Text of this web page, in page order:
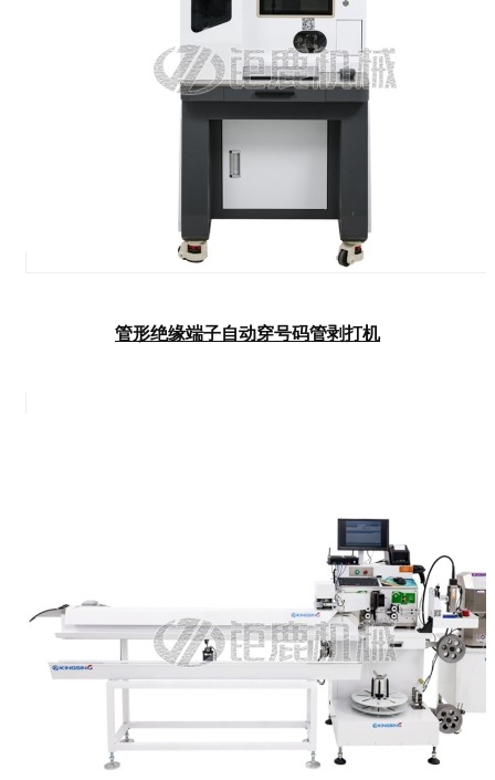
管形绝缘端子自动穿号码管剥打机